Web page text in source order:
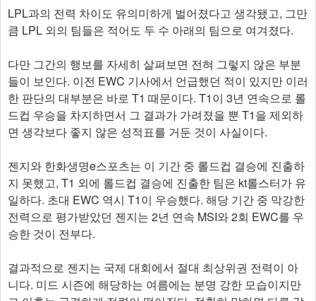
LPL과의 전력 차이도 유의미하게 벌어졌다고 생각됐고, 그만
큼 LPL 외의 팀들은 적어도 두 수 아래의 팀으로 여겨졌다.
다만 그간의 행보를 자세히 살펴보면 전혀 그렇지 않은 부분
들이 보인다. 이전 EWC 기사에서 언급했던 적이 있지만 이러
한 판단의 대부분은 바로 T1 때문이다. T1이 3년 연속으로 롤
드컵 우승을 차지하면서 그 결과가 가려졌을 뿐 T1을 제외하
면 생각보다 좋지 않은 성적표를 거둔 것이 사실이다.
젠지와 한화생명e스포츠는 이 기간 중 롤드컵 결승에 진출하
지 못했고, T1 외에 롤드컵 결승에 진출한 팀은 kt롤스터가 유
일하다. 초대 EWC 역시 T1이 우승했다. 해당 기간 중 막강한
전력으로 평가받았던 젠지는 2년 연속 MSI와 2회 EWC를 우
승한 것이 전부다.
결과적으로 젠지는 국제 대회에서 절대 최상위권 전력이 아
니다. 미드 시즌에 해당하는 여름에는 분명 강한 모습이지만